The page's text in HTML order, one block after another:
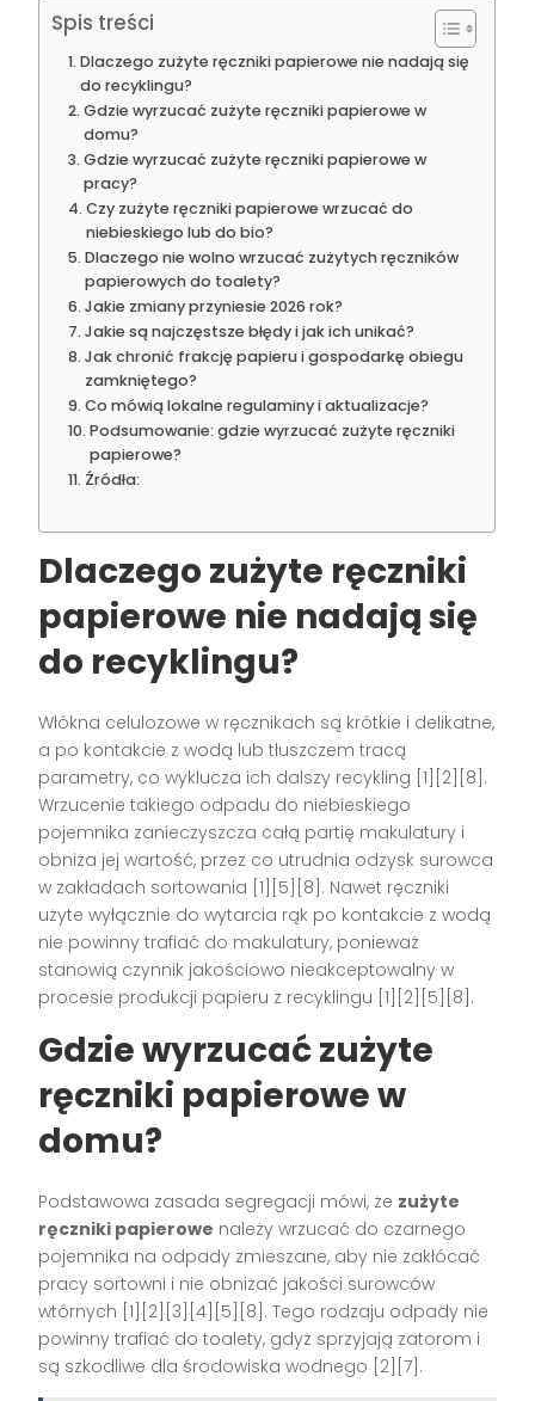
Spis treści
Dlaczego zużyte ręczniki papierowe nie nadają się
do recyklingu?
Gdzie wyrzucać zużyte ręczniki papierowe w
domu?
Gdzie wyrzucać zużyte ręczniki papierowe w
pracy?
Czy zużyte ręczniki papierowe wrzucać do
niebieskiego lub do bio?
Dlaczego nie wolno wrzucać zużytych ręczników
papierowych do toalety?
Jakie zmiany przyniesie 2026 rok?
Jakie są najczęstsze błędy i jak ich unikać?
Jak chronić frakcję papieru i gospodarkę obiegu
zamkniętego?
Co mówią lokalne regulaminy i aktualizacje?
Podsumowanie: gdzie wyrzucać zużyte ręczniki
papierowe?
Źródła:
Dlaczego zużyte ręczniki
papierowe nie nadają się
do recyklingu?
Włókna celulozowe w ręcznikach są krótkie i delikatne,
a po kontakcie z wodą lub tłuszczem tracą
parametry, co wyklucza ich dalszy recykling [1][2][8].
Wrzucenie takiego odpadu do niebieskiego
pojemnika zanieczyszcza całą partię makulatury i
obniża jej wartość, przez co utrudnia odzysk surowca
w zakładach sortowania [1][5][8]. Nawet ręczniki
użyte wyłącznie do wytarcia rąk po kontakcie z wodą
nie powinny trafiać do makulatury, ponieważ
stanowią czynnik jakościowo nieakceptowalny w
procesie produkcji papieru z recyklingu [1][2][5][8].
Gdzie wyrzucać zużyte
ręczniki papierowe w
domu?
Podstawowa zasada segregacji mówi, że zużyte
ręczniki papierowe należy wrzucać do czarnego
pojemnika na odpady zmieszane, aby nie zakłócać
pracy sortowni i nie obniżać jakości surowców
wtórnych [1][2][3][4][5][8]. Tego rodzaju odpady nie
powinny trafiać do toalety, gdyż sprzyjają zatorom i
są szkodliwe dla środowiska wodnego [2][7].